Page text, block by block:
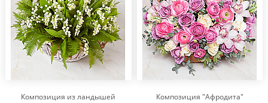
Композиция из ландышей
Композиция "Афродита"